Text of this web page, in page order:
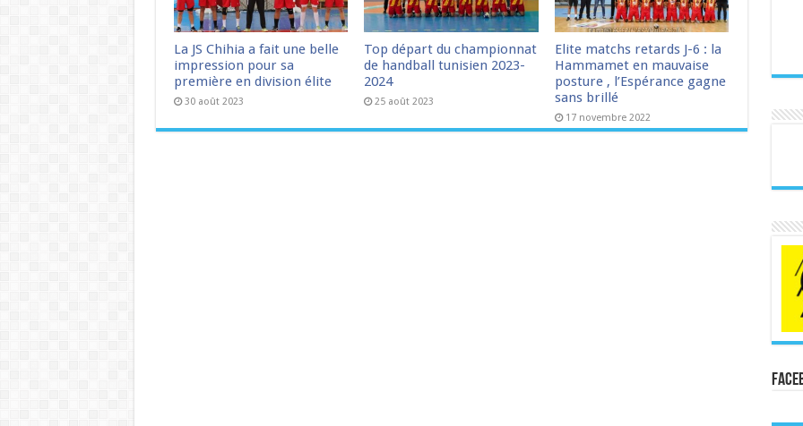
La JS Chihia a fait une belle
impression pour sa
première en division élite
30 août 2023
Top départ du championnat
de handball tunisien 2023-
2024
25 août 2023
Elite matchs retards J-6 : la
Hammamet en mauvaise
posture , l’Espérance gagne
sans brillé
17 novembre 2022